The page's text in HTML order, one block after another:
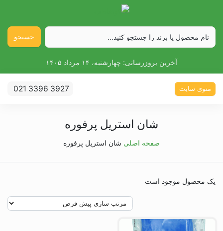
جستجو
آخرین بروزرسانی: چهارشنبه، ۱۴ مرداد ۱۴۰۵
منوی سایت 021 3396 3927
شان استریل پرفوره
صفحه اصلی شان استریل پرفوره
یک محصول موجود است